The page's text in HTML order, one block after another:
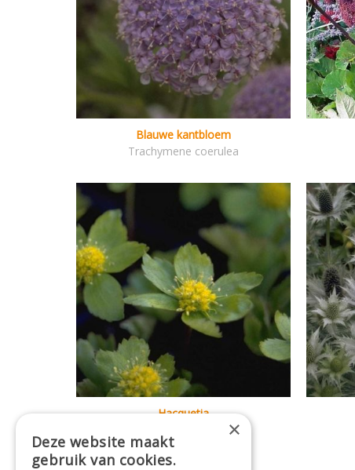
Blauwe kantbloem
Trachymene coerulea
Hacquetia
Hacquetia epipactis×
Deze website maakt
gebruik van cookies.